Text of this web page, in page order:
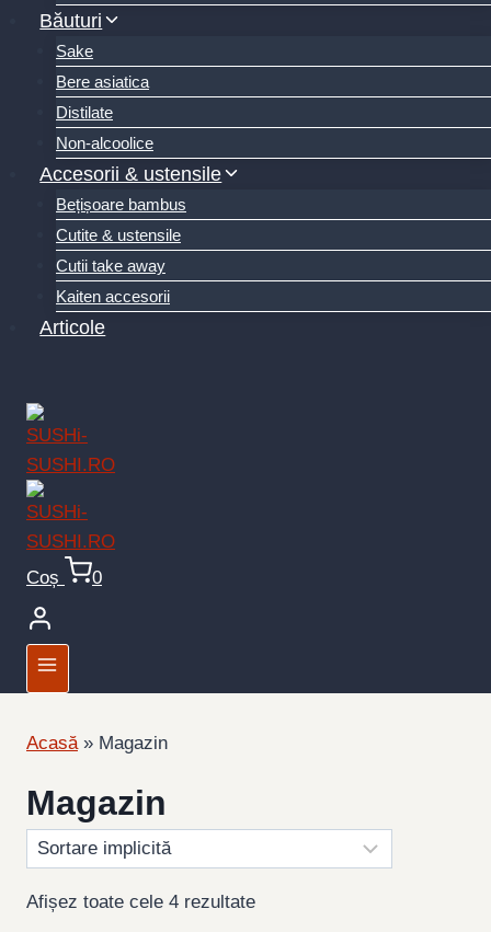
Băuturi
Sake
Bere asiatica
Distilate
Non-alcoolice
Accesorii & ustensile
Bețișoare bambus
Cutite & ustensile
Cutii take away
Kaiten accesorii
Articole
Coș 0
Acasă» Magazin
Magazin
Afișez toate cele 4 rezultate